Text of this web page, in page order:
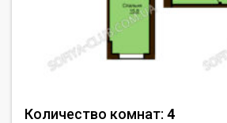
Количество комнат: 4